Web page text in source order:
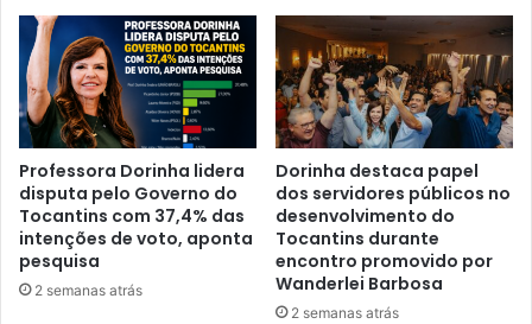
Professora Dorinha lidera
disputa pelo Governo do
Tocantins com 37,4% das
intenções de voto, aponta
pesquisa
2 semanas atrás
Dorinha destaca papel
dos servidores públicos no
desenvolvimento do
Tocantins durante
encontro promovido por
Wanderlei Barbosa
2 semanas atrás